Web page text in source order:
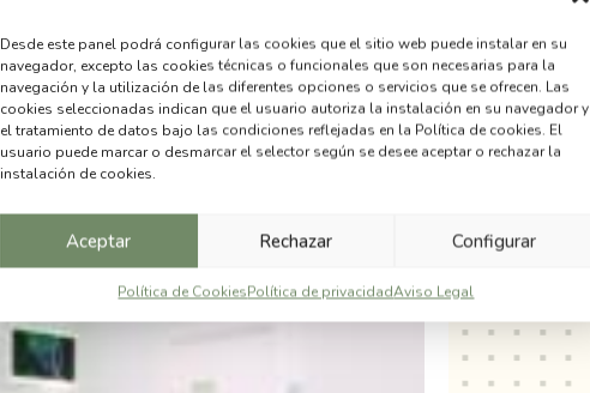
Desde este panel podrá configurar las cookies que el sitio web puede instalar en su
navegador, excepto las cookies técnicas o funcionales que son necesarias para la
navegación y la utilización de las diferentes opciones o servicios que se ofrecen. Las
cookies seleccionadas indican que el usuario autoriza la instalación en su navegador y
el tratamiento de datos bajo las condiciones reflejadas en la Política de cookies. El
usuario puede marcar o desmarcar el selector según se desee aceptar o rechazar la
instalación de cookies.
Aceptar Rechazar Configurar
Política de CookiesPolítica de privacidadAviso Legal